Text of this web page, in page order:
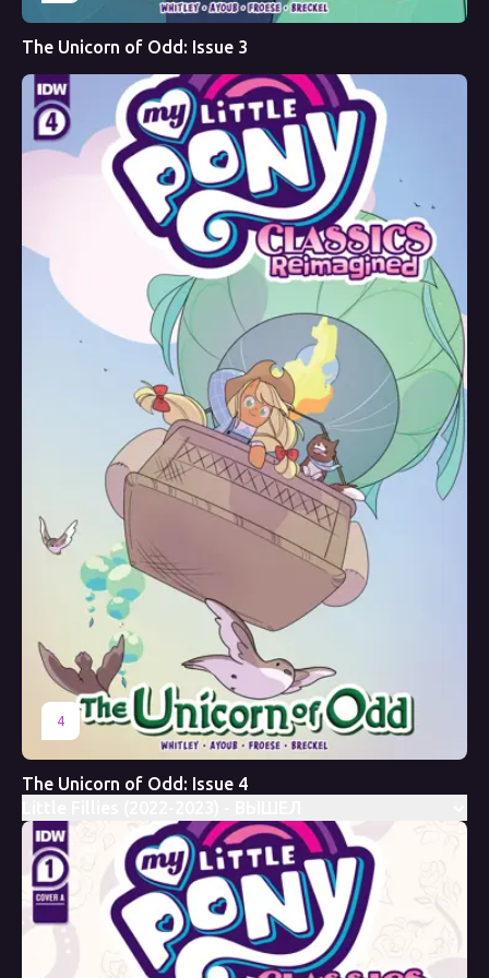
The Unicorn of Odd: Issue 3
4
The Unicorn of Odd: Issue 4